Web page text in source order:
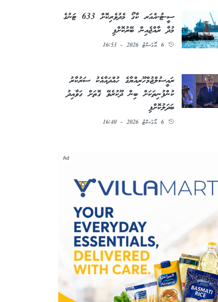
ސީ-ޓު-އެއަރ ކާގޯ މެދުވެރިކޮށް 633 ޓަނުގެ
މުދާ ރާއްޖެއިން ބޭރުކޮށްފި
6 އޯގަސްޓު 2026 - 16:53
ރައީސުލްޖުމްހޫރިއްޔާގެ ހުއްދައާއެކު ސަރުކާރު
ކުންފުނިތަކަށް ބިން ދޫކުރެވޭ ގޮތަށް ގަވާއިދު
ބަދަލުކޮށްފި
6 އޯގަސްޓު 2026 - 16:40
Ad